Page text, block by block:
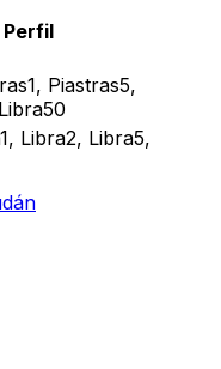
Perfil
Piastras5,
Libra2, Libra5,